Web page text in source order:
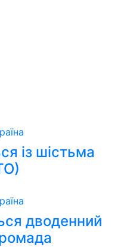
із шістьма
дводенний